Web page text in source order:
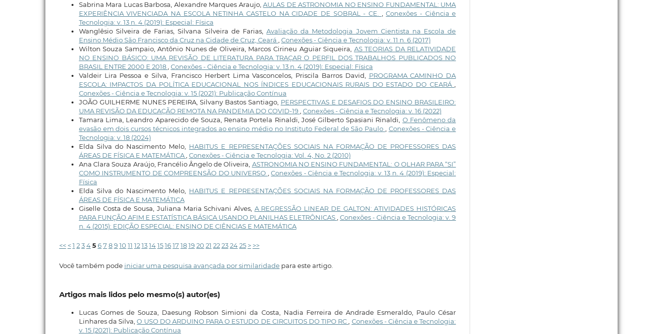
Sabrina Mara Lucas Barbosa, Alexandre Marques Araujo,AULAS DE ASTRONOMIA NO ENSINO FUNDAMENTAL: UMA
EXPERIÊNCIA VIVENCIADA NA ESCOLA NETINHA CASTELO NA CIDADE DE SOBRAL - CE. ,Conexões - Ciência e
Tecnologia: v. 13 n. 4 (2019): Especial: Física
Wanglêsio Silveira de Farias, Silvana Silveira de Farias,Avaliação da Metodologia Jovem Cientista na Escola de
Ensino Médio São Francisco da Cruz na Cidade de Cruz, Ceará , Conexões - Ciência e Tecnologia: v. 11 n. 6 (2017)
Wilton Souza Sampaio, Antônio Nunes de Oliveira, Marcos Cirineu Aguiar Siqueira, AS TEORIAS DA RELATIVIDADE
NO ENSINO BÁSICO: UMA REVISÃO DE LITERATURA PARA TRAÇAR O PERFIL DOS TRABALHOS PUBLICADOS NO
BRASIL ENTRE 2000 E 2018, Conexões - Ciência e Tecnologia: v. 13 n. 4 (2019): Especial: Física
Valdeir Lira Pessoa e Silva, Francisco Herbert Lima Vasconcelos, Priscila Barros David, PROGRAMA CAMINHO DA
ESCOLA: IMPACTOS DA POLÍTICA EDUCACIONAL NOS ÍNDICES EDUCACIONAIS RURAIS DO ESTADO DO CEARÁ,
Conexões - Ciência e Tecnologia: v. 15 (2021): Publicação Contínua
JOÃO GUILHERME NUNES PEREIRA, Silvany Bastos Santiago, PERSPECTIVAS E DESAFIOS DO ENSINO BRASILEIRO:
UMA REVISÃO DA EDUCAÇÃO REMOTA NA PANDEMIA DO COVID-19, Conexões - Ciência e Tecnologia: v. 16 (2022)
Tamara Lima, Leandro Aparecido de Souza, Renata Portela Rinaldi, José Gilberto Spasiani Rinaldi, O Fenômeno da
evasão em dois cursos técnicos integrados ao ensino médio no Instituto Federal de São Paulo , Conexões - Ciência e
Tecnologia: v. 18 (2024)
Elda Silva do Nascimento Melo, HABITUS E REPRESENTAÇÕES SOCIAIS NA FORMAÇÃO DE PROFESSORES DAS
ÁREAS DE FÍSICA E MATEMÁTICA, Conexões - Ciência e Tecnologia: Vol. 4, No. 2 (2010)
Ana Clara Souza Araújo, Francélio Ângelo de Oliveira, ASTRONOMIA NO ENSINO FUNDAMENTAL: O OLHAR PARA “SI”
COMO INSTRUMENTO DE COMPREENSÃO DO UNIVERSO ,Conexões - Ciência e Tecnologia: v. 13 n. 4 (2019): Especial:
Física
Elda Silva do Nascimento Melo, HABITUS E REPRESENTAÇÕES SOCIAIS NA FORMAÇÃO DE PROFESSORES DAS
ÁREAS DE FÍSICA E MATEMÁTICA
Giselle Costa de Sousa, Juliana Maria Schivani Alves, A REGRESSÃO LINEAR DE GALTON: ATIVIDADES HISTÓRICAS
PARA FUNÇÃO AFIM E ESTATÍSTICA BÁSICA USANDO PLANILHAS ELETRÔNICAS,Conexões - Ciência e Tecnologia: v. 9
n. 4 (2015): EDIÇÃO ESPECIAL: ENSINO DE CIÊNCIAS E MATEMÁTICA
<< <1 234567 8910 11 121314151617 181920 21 22232425 > >>
Você também pode iniciar uma pesquisa avançada por similaridadepara este artigo.
Artigos mais lidos pelo mesmo(s) autor(es)
Lucas Gomes de Souza, Daesung Robson Simioni da Costa, Nadia Ferreira de Andrade Esmeraldo, Paulo César
Linhares da Silva,O USO DO ARDUINO PARA O ESTUDO DE CIRCUITOS DO TIPO RC, Conexões - Ciência e Tecnologia:
v. 15 (2021): Publicação Contínua